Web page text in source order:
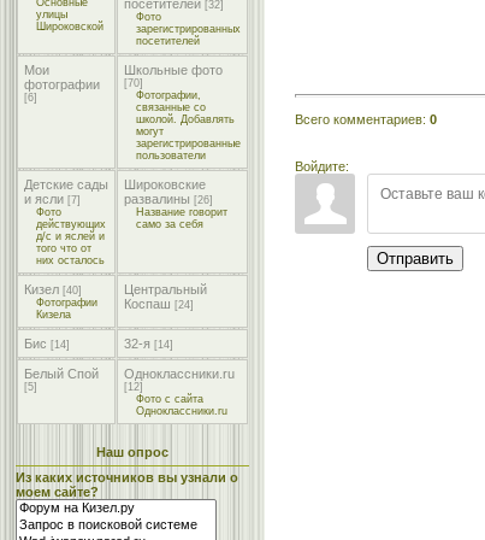
Основные
улицы
Широковской
посетителей [32]
Фото
зарегистрированных
посетителей
Мои
фотографии
[6]
Школьные фото
[70]
Фотографии,
связанные со
школой. Добавлять
могут
зарегистрированные
пользователи
Детские сады
и ясли [7]
Фото
действующих
д/с и яслей и
того что от
них осталось
Широковские
развалины [26]
Название говорит
само за себя
Кизел [40]
Фотографии
Кизела
Центральный
Коспаш [24]
Бис [14] 32-я [14]
Белый Спой
[5]
Одноклассники.ru
[12]
Фото с сайта
Одноклассники.ru
Наш опрос
Из каких источников вы узнали о
моем сайте?
Всего комментариев: 0
Войдите:
Отправить